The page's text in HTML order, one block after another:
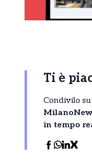
Ti è
Condivilo
in tempo